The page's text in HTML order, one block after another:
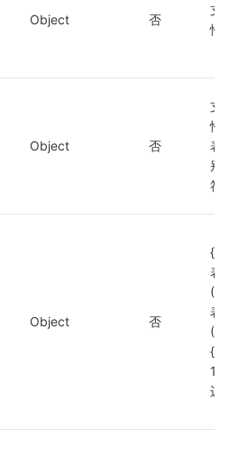
Object 否
支
性
Object 否
支
性
表
别
符
Object 否
{x,
表
表
{x:
1}
边